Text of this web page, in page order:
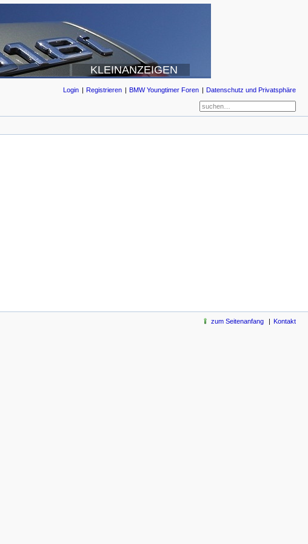
KLEINANZEIGEN
Login Registrieren BMW Youngtimer Foren Datenschutz und Privatsphäre
zum Seitenanfang Kontakt